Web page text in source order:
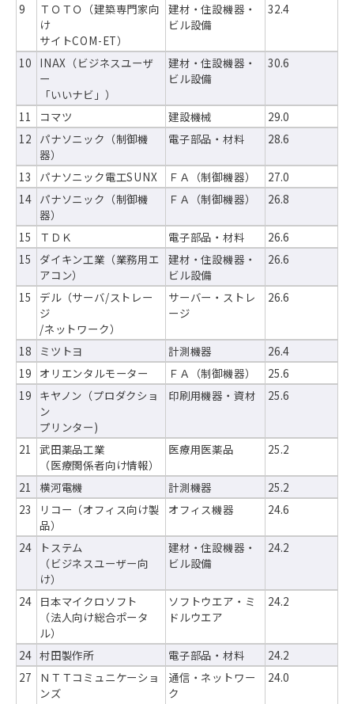
9
ＴＯＴＯ（建築専門家向
け
サイトCOM-ET）
建材・住設機器・
ビル設備
32.4
10 INAX（ビジネスユーザ
ー
「いいナビ」）
建材・住設機器・
ビル設備
30.6
11 コマツ 建設機械
29.0
12 パナソニック（制御機
器）
電子部品・材料 28.6
13 パナソニック電工SUNX ＦＡ（制御機器）
27.0
14 パナソニック（制御機
器）
ＦＡ（制御機器） 26.8
15 ＴＤＫ 電子部品・材料
26.6
15
ダイキン工業（業務用エ
アコン）
建材・住設機器・
ビル設備
26.6
15
デル（サーバ/ストレー
ジ
/ネットワーク）
サーバー・ストレ
ージ
26.6
18 ミツトヨ 計測機器
26.4
19 オリエンタルモーター ＦＡ（制御機器）
25.6
19 キヤノン（プロダクショ
ン
プリンター)
印刷用機器・資材 25.6
21 武田薬品工業
（医療関係者向け情報）
医療用医薬品 25.2
21 横河電機 計測機器
25.2
23
リコー（オフィス向け製
品）
オフィス機器 24.6
24
トステム
（ビジネスユーザー向
け）
建材・住設機器・
ビル設備
24.2
24
日本マイクロソフト
（法人向け総合ポータ
ル）
ソフトウエア・ミ
ドルウエア
24.2
24 村田製作所 電子部品・材料
24.2
27
ＮＴＴコミュニケーショ
ンズ
通信・ネットワー
ク
24.0